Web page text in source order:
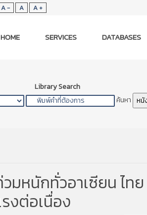
A - A A +
HOME SERVICES DATABASES
Library Search
ค้นหา หนั
มหนักทั่วอาเซียน ไทย
งต่อเนื่อง